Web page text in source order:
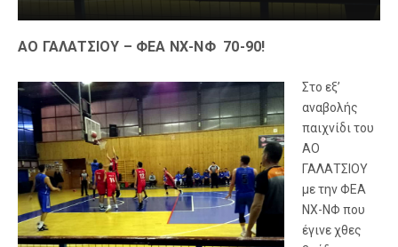
ΑΟ ΓΑΛΑΤΣΙΟΥ – ΦΕΑ ΝΧ-ΝΦ 70-90!
Στο εξ’
αναβολής
παιχνίδι του
ΑΟ
ΓΑΛΑΤΣΙΟΥ
με την ΦΕΑ
ΝΧ-ΝΦ που
έγινε χθες